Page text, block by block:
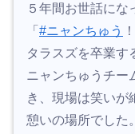
５年間お世話にな
「 #ニャンちゅう
タラスズを卒業す
ニャンちゅうチー
き、現場は笑いが
憩いの場所でした。